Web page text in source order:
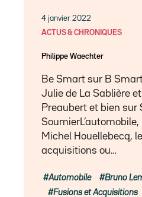
4 janvier 2022
ACTUS & CHRONIQUES
Philippe Waechter
Be Smart sur B
Julie de La Sablière
Preaubert et bien sur
Michel Houellebecq,
acquisitions ou…
Automobile
Bruno
Fusions et Acquisitions